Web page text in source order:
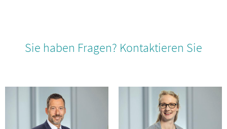
Sie haben Fragen? Kontaktieren Sie